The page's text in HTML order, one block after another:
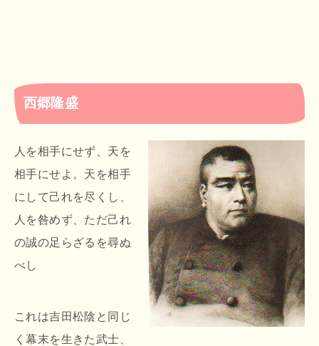
西郷隆盛
人を相手にせず、天を
相手にせよ。天を相手
にして己れを尽くし、
人を咎めず、ただ己れ
の誠の足らざるを尋ぬ
べし
これは吉田松陰と同じ
く幕末を生きた武士、